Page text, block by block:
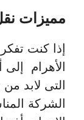
مميزات
إذا كنت
الأهرام إلى
التى لابد
الشركة